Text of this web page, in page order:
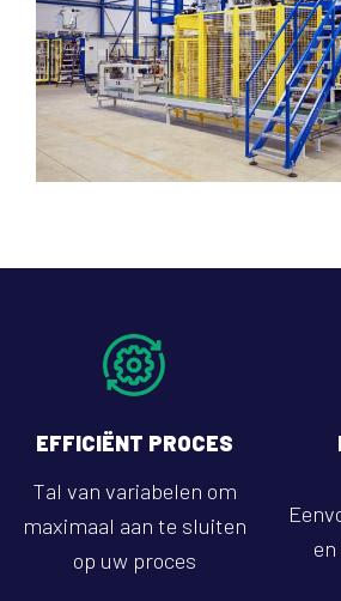
EFFICIËNT PROCES
Tal van variabelen om
maximaal aan te sluiten
op uw proces